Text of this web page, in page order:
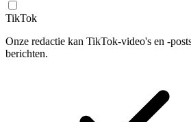
TikTok
Onze redactie kan TikTok-video's en -
berichten.